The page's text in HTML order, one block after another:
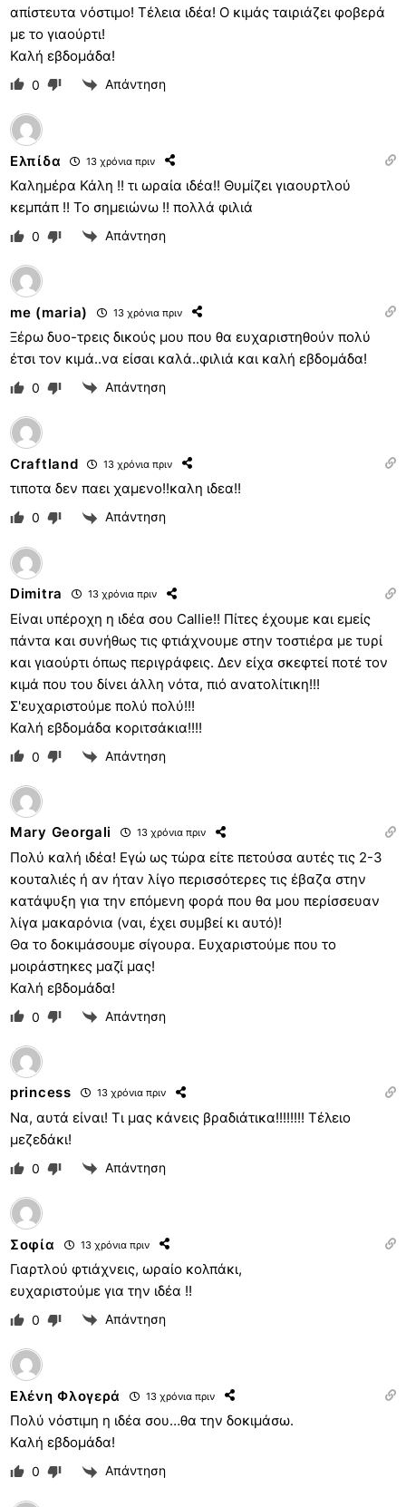
απίστευτα νόστιμο! Τέλεια ιδέα! Ο κιμάς ταιριάζει φοβερά
με το γιαούρτι!
Καλή εβδομάδα!
0 Απάντηση
Ελπίδα 13 χρόνια πριν
Καλημέρα Κάλη !! τι ωραία ιδέα!! Θυμίζει γιαουρτλού
κεμπάπ !! Το σημειώνω !! πολλά φιλιά
0 Απάντηση
me (maria) 13 χρόνια πριν
Ξέρω δυο-τρεις δικούς μου που θα ευχαριστηθούν πολύ
έτσι τον κιμά..να είσαι καλά..φιλιά και καλή εβδομάδα!
0 Απάντηση
Craftland 13 χρόνια πριν
τιποτα δεν παει χαμενο!!καλη ιδεα!!
0 Απάντηση
Dimitra 13 χρόνια πριν
Είναι υπέροχη η ιδέα σου Callie!! Πίτες έχουμε και εμείς
πάντα και συνήθως τις φτιάχνουμε στην τοστιέρα με τυρί
και γιαούρτι όπως περιγράφεις. Δεν είχα σκεφτεί ποτέ τον
κιμά που του δίνει άλλη νότα, πιό ανατολίτικη!!!
Σ'ευχαριστούμε πολύ πολύ!!!
Καλή εβδομάδα κοριτσάκια!!!!
0 Απάντηση
Mary Georgali 13 χρόνια πριν
Πολύ καλή ιδέα! Εγώ ως τώρα είτε πετούσα αυτές τις 2-3
κουταλιές ή αν ήταν λίγο περισσότερες τις έβαζα στην
κατάψυξη για την επόμενη φορά που θα μου περίσσευαν
λίγα μακαρόνια (ναι, έχει συμβεί κι αυτό)!
Θα το δοκιμάσουμε σίγουρα. Ευχαριστούμε που το
μοιράστηκες μαζί μας!
Καλή εβδομάδα!
0 Απάντηση
princess 13 χρόνια πριν
Να, αυτά είναι! Τι μας κάνεις βραδιάτικα!!!!!!!! Τέλειο
μεζεδάκι!
0 Απάντηση
Σοφία 13 χρόνια πριν
Γιαρτλού φτιάχνεις, ωραίο κολπάκι,
ευχαριστούμε για την ιδέα !!
0 Απάντηση
Ελένη Φλογερά 13 χρόνια πριν
Πολύ νόστιμη η ιδέα σου…θα την δοκιμάσω.
Καλή εβδομάδα!
0 Απάντηση